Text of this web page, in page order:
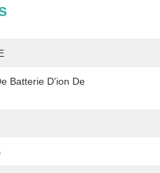
Batterie D'ion De